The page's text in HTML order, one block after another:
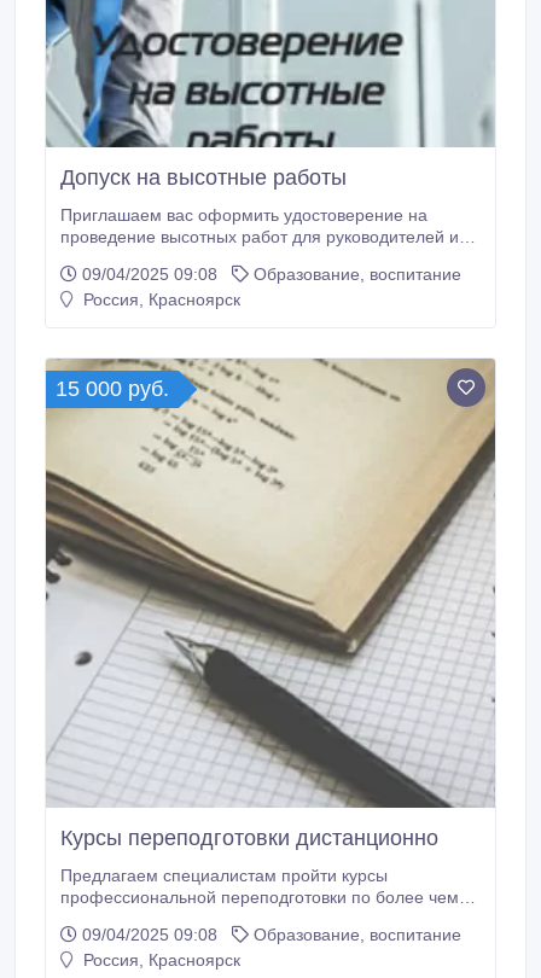
Допуск на высотные работы
Приглашаем вас оформить удостоверение на
проведение высотных работ для руководителей и
групп. Стоимость услуг варьируется от 3700 до 4700
рублей, в зависимости от группы. Вся процедура
удостоверения на проведение высотных работ
требуется минимальный пакет документов.
09/04/2025 09:08
Образование, воспитание
Россия, Красноярск
15 000 руб.
Курсы переподготовки дистанционно
Предлагаем специалистам пройти курсы
профессиональной переподготовки по более чем
варьируется от 260 до 540 часов. Программы
переподготовки доступны на базе высшего
09/04/2025 09:08
Образование, воспитание
Россия, Красноярск